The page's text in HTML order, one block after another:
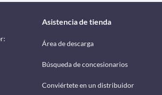
Asistencia de tienda
Área de descarga
Búsqueda de concesionarios
Conviértete en un distribuidor